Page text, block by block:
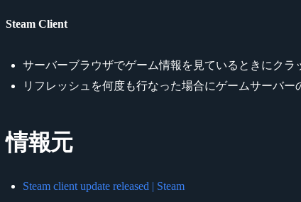
Steam Client
サーバーブラウザでゲーム情報を見ているときにクラ
リフレッシュを何度も行なった場合にゲームサーバー
情報元
Steam client update released | Steam